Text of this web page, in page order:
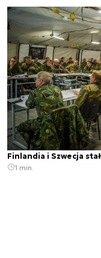
Finlandia i Szwecja
1 min.